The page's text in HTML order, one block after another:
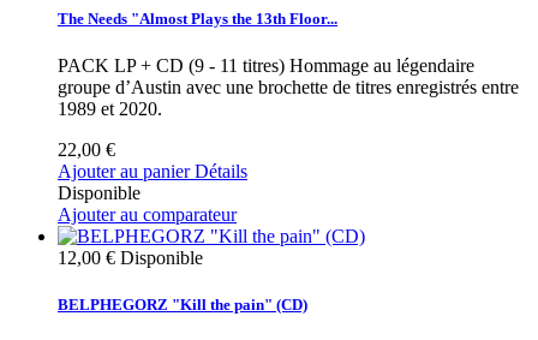
The Needs "Almost Plays the 13th Floor...
PACK LP + CD (9 - 11 titres) Hommage au légendaire
groupe d’Austin avec une brochette de titres enregistrés entre
1989 et 2020.
22,00 €
Ajouter au panier Détails
Disponible
Ajouter au comparateur
12,00 € Disponible
BELPHEGORZ "Kill the pain" (CD)